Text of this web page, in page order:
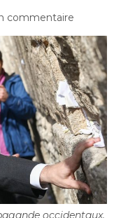
commentaire
occidentaux.